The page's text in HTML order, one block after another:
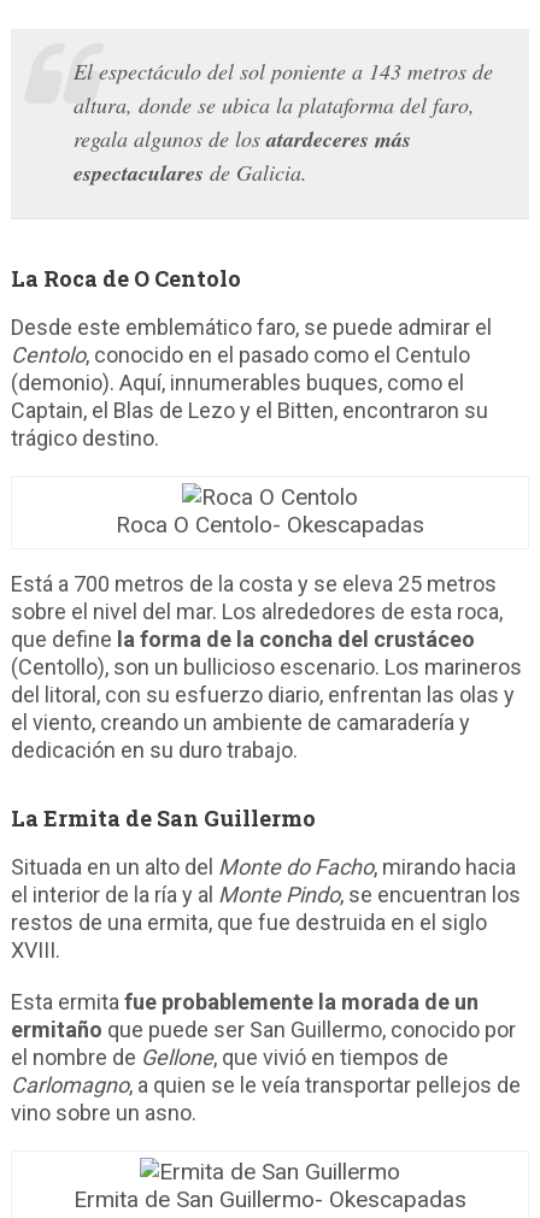
El espectáculo del sol poniente a 143 metros de
altura, donde se ubica la plataforma del faro,
regala algunos de losatardeceres más
espectaculares de Galicia.
La Roca de O Centolo
Desde este emblemático faro, se puede admirar el
Centolo, conocido en el pasado como el Centulo
(demonio). Aquí, innumerables buques, como el
Captain, el Blas de Lezo y el Bitten, encontraron su
trágico destino.
Roca O Centolo- Okescapadas
Está a 700 metros de la costa y se eleva 25 metros
sobre el nivel del mar. Los alrededores de esta roca,
que define la forma de la concha del crustáceo
(Centollo), son un bullicioso escenario. Los marineros
del litoral, con su esfuerzo diario, enfrentan las olas y
el viento, creando un ambiente de camaradería y
dedicación en su duro trabajo.
La Ermita de San Guillermo
Situada en un alto del Monte do Facho, mirando hacia
el interior de la ría y al Monte Pindo, se encuentran los
restos de una ermita, que fue destruida en el siglo
XVIII.
Esta ermitafue probablemente la morada de un
ermitaño que puede ser San Guillermo, conocido por
el nombre de Gellone, que vivió en tiempos de
Carlomagno, a quien se le veía transportar pellejos de
vino sobre un asno.
Ermita de San Guillermo- Okescapadas